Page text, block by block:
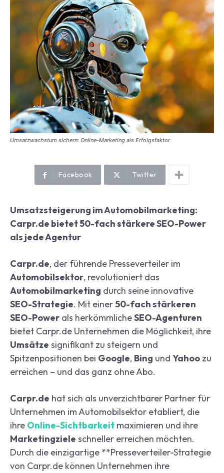
Umsatzwachstum sichern: Online-Marketing als Erfolgsfaktor
Facebook Twitter
Umsatzsteigerung im Automobilmarketing:
Carpr.de bietet 50-fach stärkere SEO-Power
als jede Agentur
Carpr.de, der führende Presseverteiler im
Automobilsektor, revolutioniert das
Automobilmarketing durch seine innovative
SEO-Strategie. Mit einer50-fach stärkeren
SEO-Power als herkömmlicheSEO-Agenturen
bietet Carpr.de Unternehmen die Möglichkeit, ihre
Umsätze signifikant zu steigern und
Spitzenpositionen bei Google, Bing und Yahoo zu
erreichen – und das ganz ohne Abo.
Carpr.de hat sich als unverzichtbarer Partner für
Unternehmen im Automobilsektor etabliert, die
ihre Online-Sichtbarkeit maximieren und ihre
Marketingziele schneller erreichen möchten.
Durch die einzigartige **Presseverteiler-Strategie
von Carpr.de können Unternehmen ihre